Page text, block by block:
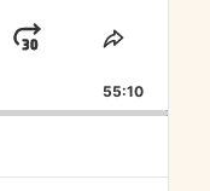
JUMP
FORWARD
SHARE
55:10